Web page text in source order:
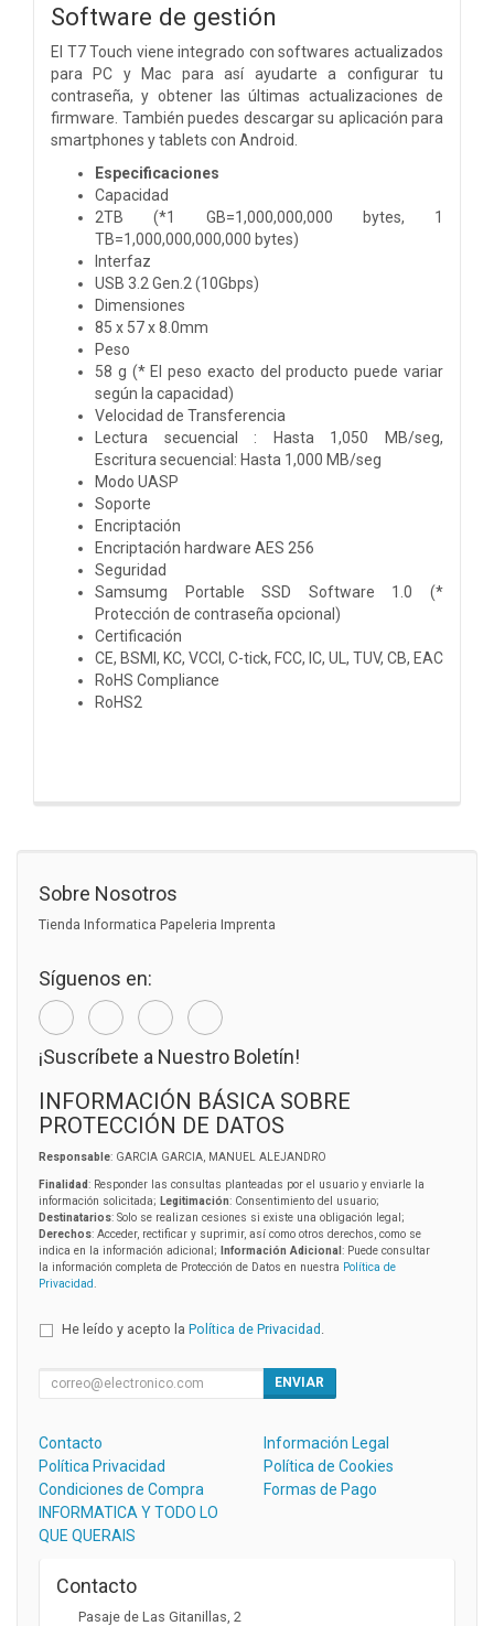
Software de gestión
El T7 Touch viene integrado con softwares actualizados
para PC y Mac para así ayudarte a configurar tu
contraseña, y obtener las últimas actualizaciones de
firmware. También puedes descargar su aplicación para
smartphones y tablets con Android.
Especificaciones
Capacidad
2TB (*1 GB=1,000,000,000 bytes, 1
TB=1,000,000,000,000 bytes)
Interfaz
USB 3.2 Gen.2 (10Gbps)
Dimensiones
85 x 57 x 8.0mm
Peso
58 g (* El peso exacto del producto puede variar
según la capacidad)
Velocidad de Transferencia
Lectura secuencial : Hasta 1,050 MB/seg,
Escritura secuencial: Hasta 1,000 MB/seg
Modo UASP
Soporte
Encriptación
Encriptación hardware AES 256
Seguridad
Samsumg Portable SSD Software 1.0 (*
Protección de contraseña opcional)
Certificación
CE, BSMI, KC, VCCI, C-tick, FCC, IC, UL, TUV, CB, EAC
RoHS Compliance
RoHS2
Sobre Nosotros
Tienda Informatica Papeleria Imprenta
Síguenos en:
¡Suscríbete a Nuestro Boletín!
INFORMACIÓN BÁSICA SOBRE
PROTECCIÓN DE DATOS
Responsable: GARCIA GARCIA, MANUEL ALEJANDRO
Finalidad: Responder las consultas planteadas por el usuario y enviarle la
información solicitada; Legitimación: Consentimiento del usuario;
Destinatarios: Solo se realizan cesiones si existe una obligación legal;
Derechos: Acceder, rectificar y suprimir, así como otros derechos, como se
indica en la información adicional;
Información Adicional : Puede consultar
la información completa de Protección de Datos en nuestra Política de
Privacidad
He leído y acepto la Política de Privacidad
ENVIAR
Contacto
Información Legal
Política Privacidad
Política de Cookies
Condiciones de Compra
Formas de Pago
INFORMATICA Y TODO LO
QUE QUERAIS
Contacto
Pasaje de Las Gitanillas, 2